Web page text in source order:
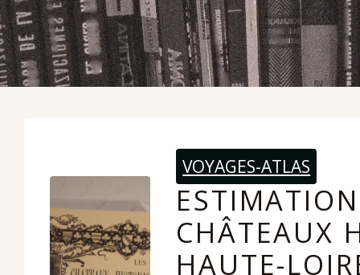
VOYAGES-ATLAS
CHÂTEAUX
HAUTE-